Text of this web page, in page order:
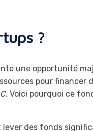
?
une opportunité
pour financer
. Voici pourquoi ce
lever des fonds